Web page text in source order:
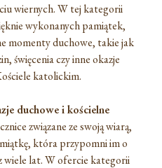
wiernych. W tej kategorii
wykonanych pamiątek,
momenty duchowe, takie jak
święcenia czy inne okazje
katolickim.
duchowe i kościelne
związane ze swoją wiarą,
która przypomni im o
lat. W ofercie kategorii